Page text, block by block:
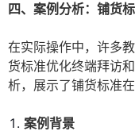
四、案例分析：铺货
在实际操作中，许多
货标准优化终端拜访
析，展示了铺货标准
案例背景